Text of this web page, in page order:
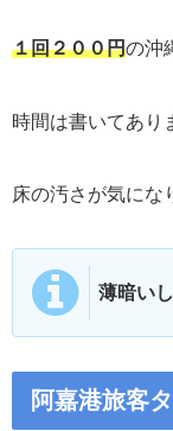
１回２００円の沖
時間は書いてあり
床の汚さが気にな
薄暗い
阿嘉港旅客